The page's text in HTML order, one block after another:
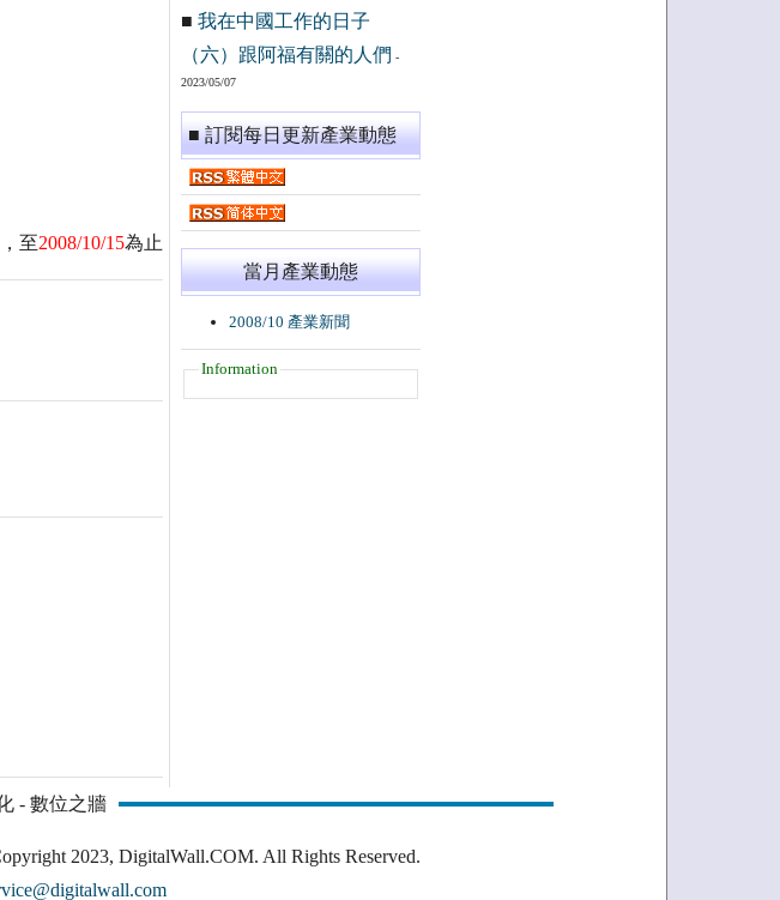
至2008/10/15為止
■ 我在中國工作的日子
（六）跟阿福有關的人們 -
2023/05/07
■ 訂閱每日更新產業動態
當月產業動態
2008/10 產業新聞
Information
- 數位之牆
2023, DigitalWall.COM. All Rights Reserved.